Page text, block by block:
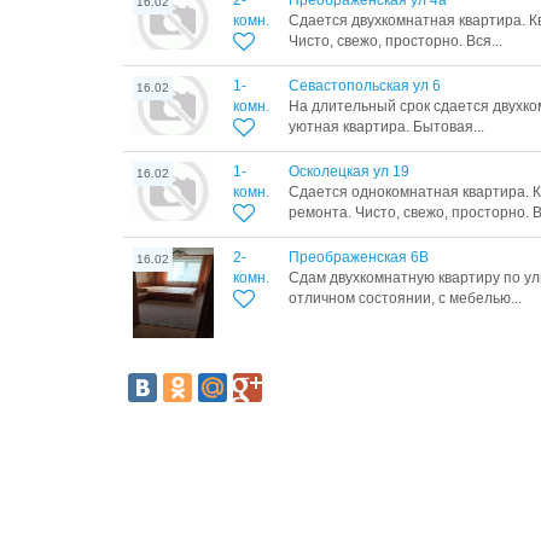
комн.
Сдается двухкомнатная квартира.
Чисто, свежо, просторно. Вся...
16.02
1-
комн.
Севастопольская ул 6
На длительный срок сдается
уютная квартира. Бытовая...
16.02
1-
комн.
Осколецкая ул 19
Сдается однокомнатная квартира.
ремонта. Чисто, свежо, просторно.
16.02
2-
комн.
Преображенская 6В
Сдам двухкомнатную квартиру по
отличном состоянии, с мебелью...